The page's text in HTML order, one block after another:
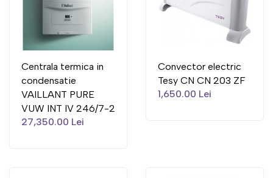
Centrala termica in
condensatie
VAILLANT PURE
VUW INT IV 246/7-2
27,350.00 Lei
Convector electric
Tesy CN CN 203 ZF
1,650.00 Lei